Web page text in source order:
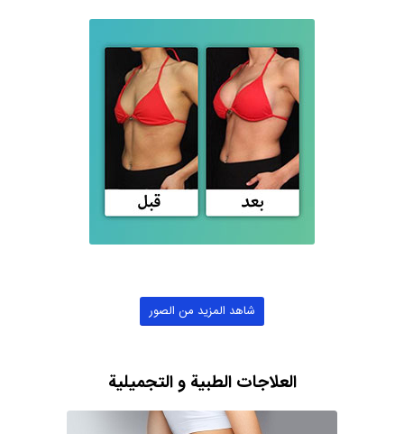
شاهد المزيد من الصور
العلاجات الطبية و التجميلية